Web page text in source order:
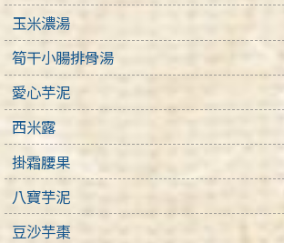
玉米濃湯
筍干小腸排骨湯
愛心芋泥
西米露
掛霜腰果
八寶芋泥
豆沙芋棗